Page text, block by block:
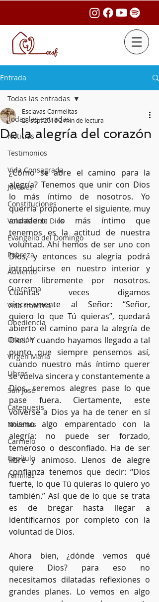
Entrada
Todas las entradas
Noticias
Testimonios
Vida Consagrada
Jóvenes
Constituciones
Voluntad de Dios
Evangelio del Domingo
Pobreza
Adviento
Cuaresma
Vida fraterna
Obediencia
Oración
Virgen María
Libros
San José
Catequesis
Novenas
Carmelo
Capítulo
Familias
Todas las entradas
De la alegría del corazón
Esclavas Carmelitas
28 sept 20162 min de lectura
¿Cómo se abre el camino para la
alegría? Tenemos que unir con Dios
lo más íntimo de nosotros. Yo
querría proponerte el siguiente, muy
andadero: lo más íntimo que
tenemos es la actitud de nuestra
voluntad. Ahí hemos de ser uno con
Dios, y entonces su alegría podrá
introducirse en nuestro interior y
correr libremente por nosotros.
Cuantas veces digamos
sinceramente al Señor: “Señor,
quiero lo que Tú quieras”, quedará
abierto el camino para la alegría de
Dios. Y cuando hayamos llegado a tal
punto que siempre pensemos así,
cuando nuestro más íntimo querer
se vuelva sincera y constantemente a
Dios, seremos alegres pase lo que
pase fuera. Ciertamente, este
volverse a Dios ya ha de tener en sí
mismo algo emparentado con la
alegría: no puede ser forzado,
temeroso o desconfiado. Ha de ser
libre y animoso. Llenos de alegre
confianza tenemos que decir: “Dios
fuerte, lo que Tú quieras lo quiero yo
también.” Así que de lo que se trata
es de bregar hasta llegar a
identificarnos por completo con la
voluntad de Dios.
Ahora bien, ¿dónde vemos qué
quiere Dios? para eso no
necesitamos dilatadas reflexiones o
grandes planes. Lo vemos en algo